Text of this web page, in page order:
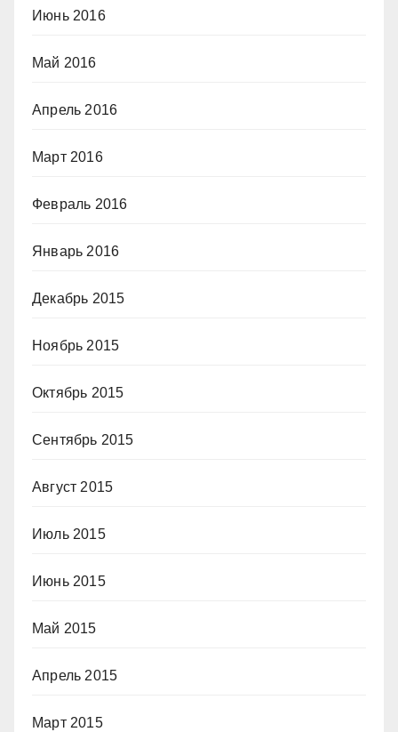
Июнь 2016
Май 2016
Апрель 2016
Март 2016
Февраль 2016
Январь 2016
Декабрь 2015
Ноябрь 2015
Октябрь 2015
Сентябрь 2015
Август 2015
Июль 2015
Июнь 2015
Май 2015
Апрель 2015
Март 2015